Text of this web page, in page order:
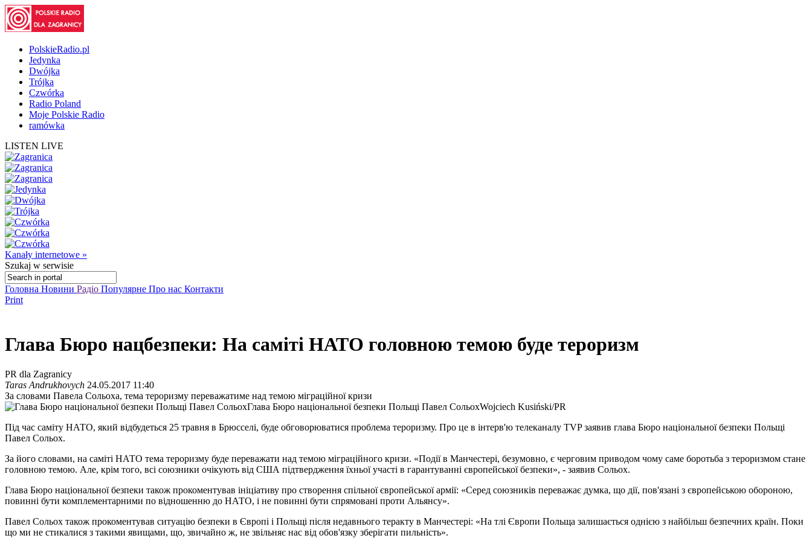
PolskieRadio.pl
Jedynka
Dwójka
Trójka
Czwórka
Radio Poland
Moje Polskie Radio
ramówka
LISTEN LIVE
Kanały internetowe »
Szukaj w serwisie
Головна Новини Радіо Популярне Про нас Контакти
Print
Глава Бюро нацбезпеки: На саміті НАТО головною темою буде тероризм
PR dla Zagranicy
Taras Andrukhovych 24.05.2017 11:40
За словами Павела Сольоха, тема тероризму переважатиме над темою міграційної кризи
Глава Бюро національної безпеки Польщі Павел СольохWojciech Kusiński/PR
Під час саміту НАТО, який відбудеться 25 травня в Брюсселі, буде обговорюватися проблема тероризму. Про це в інтерв'ю телеканалу TVP заявив глава Бюро національної безпеки Польщі
Павел Сольох.
За його словами, на саміті НАТО тема тероризму буде переважати над темою міграційного кризи. «Події в Манчестері, безумовно, є черговим приводом чому саме боротьба з тероризмом стане
головною темою. Але, крім того, всі союзники очікують від США підтвердження їхньої участі в гарантуванні європейської безпеки», - заявив Сольох.
Глава Бюро національної безпеки також прокоментував ініціативу про створення спільної європейської армії: «Серед союзників переважає думка, що дії, пов'язані з європейською обороною,
повинні бути комплементарними по відношенню до НАТО, і не повинні бути спрямовані проти Альянсу».
Павел Сольох також прокоментував ситуацію безпеки в Європі і Польщі після недавнього теракту в Манчестері: «На тлі Європи Польща залишається однією з найбільш безпечних країн. Поки
що ми не стикалися з такими явищами, що, звичайно ж, не звільняє нас від обов'язку зберігати пильність».